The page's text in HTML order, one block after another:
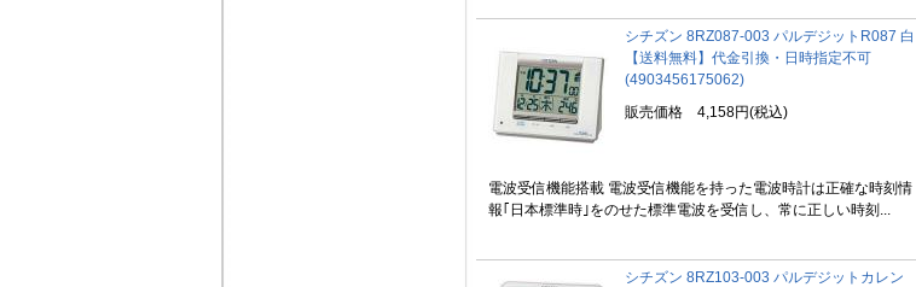
シチズン 8RZ087-003 パルデジットR087 白
【送料無料】代金引換・日時指定不可
(4903456175062)
販売価格 4,158円(税込)
電波受信機能搭載 電波受信機能を持った電波時計は正確な時刻情
報｢日本標準時｣をのせた標準電波を受信し、常に正しい時刻...
シチズン 8RZ103-003 パルデジットカレン